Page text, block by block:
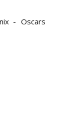
Oscars